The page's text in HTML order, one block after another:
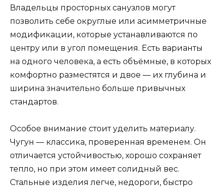
Владельцы просторных санузлов могут
позволить себе округлые или асимметричные
модификации, которые устанавливаются по
центру или в угол помещения. Есть варианты
на одного человека, а есть объёмные, в которых
комфортно разместятся и двое — их глубина и
ширина значительно больше привычных
стандартов.
Особое внимание стоит уделить материалу.
Чугун — классика, проверенная временем. Он
отличается устойчивостью, хорошо сохраняет
тепло, но при этом имеет солидный вес.
Стальные изделия легче, недороги, быстро